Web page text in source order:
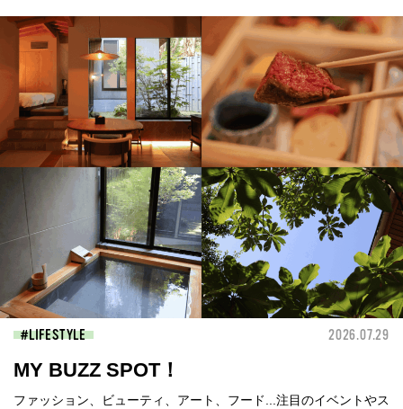
LIFESTYLE 2026.07.29
MY BUZZ SPOT！
ファッション、ビューティ、アート、フード...注目のイベントやス